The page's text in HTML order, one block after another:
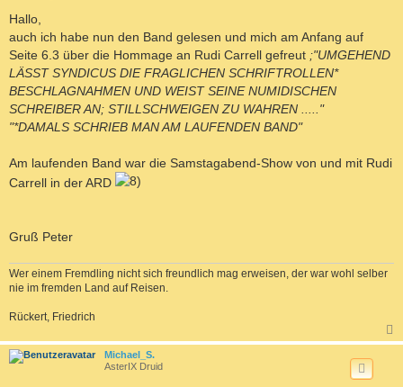
r
a
g
Hallo,
auch ich habe nun den Band gelesen und mich am Anfang auf
Seite 6.3 über die Hommage an Rudi Carrell gefreut ;"UMGEHEND
LÄSST SYNDICUS DIE FRAGLICHEN SCHRIFTROLLEN*
BESCHLAGNAHMEN UND WEIST SEINE NUMIDISCHEN
SCHREIBER AN; STILLSCHWEIGEN ZU WAHREN ....."
"*DAMALS SCHRIEB MAN AM LAUFENDEN BAND"
Am laufenden Band war die Samstagabend-Show von und mit Rudi
Carrell in der ARD
Gruß Peter
Wer einem Fremdling nicht sich freundlich mag erweisen, der war wohl selber
nie im fremden Land auf Reisen.
Rückert, Friedrich
a
Michael_S.
AsterIX Druid